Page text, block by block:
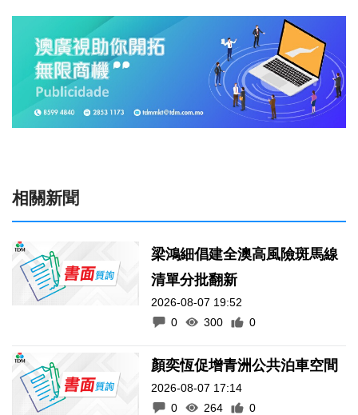
相關新聞
梁鴻細倡建全澳高風險斑馬線
清單分批翻新
2026-08-07 19:52
0
300 0
顏奕恆促增青洲公共泊車空間
2026-08-07 17:14
0
264 0